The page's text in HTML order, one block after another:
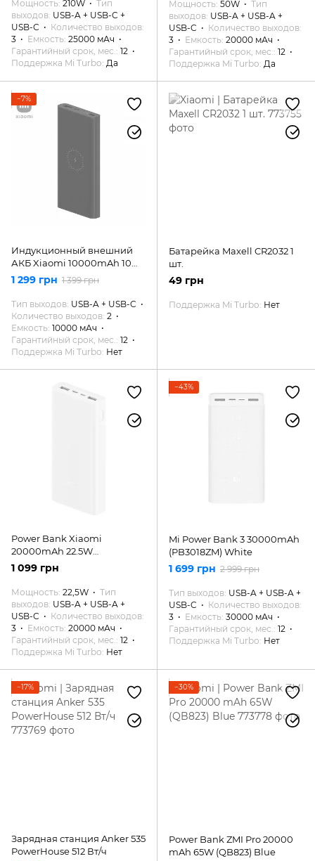
Мощность 210W
Тип
выходов USB-A + USB-C +
USB-C
Количество выходов
3
Емкость 25000 мАч
Гарантийный срок, мес.
12
Поддержка Mi Turbo Да
Мощность 50W
Тип
выходов USB-A + USB-A +
USB-C
Количество выходов
3
Емкость 20000 мАч
Гарантийный срок, мес.
12
Поддержка Mi Turbo Да
−7%
Индукционный внешний
АКБ Xiaomi 10000mAh 10W
/ 22W Original
1 299 грн 1 399 грн
Тип выходов USB-A + USB-C
Количество выходов 2
Емкость 10000 мАч
Гарантийный срок, мес.
12
Поддержка Mi Turbo Нет
Батарейка Maxell CR2032 1
шт.
49 грн
Поддержка Mi Turbo Нет
Power Bank Xiaomi
20000mAh 22.5W
(PB2022ZM)
1 099 грн
Мощность 22,5W
Тип
выходов USB-A + USB-A +
USB-C
Количество выходов
3
Емкость 20000 мАч
Гарантийный срок, мес. 12
Поддержка Mi Turbo Нет
−43%
Mi Power Bank 3 30000mAh
(PB3018ZM) White
1 699 грн 2 999 грн
Тип выходов USB-A + USB-A +
USB-C
Количество выходов
3
Емкость 30000 мАч
Гарантийный срок, мес. 12
Поддержка Mi Turbo Нет
−17%
Зарядная станция Anker 535
PowerHouse 512 Вт/ч
−30%
Power Bank ZMI Pro 20000
mAh 65W (QB823) Blue